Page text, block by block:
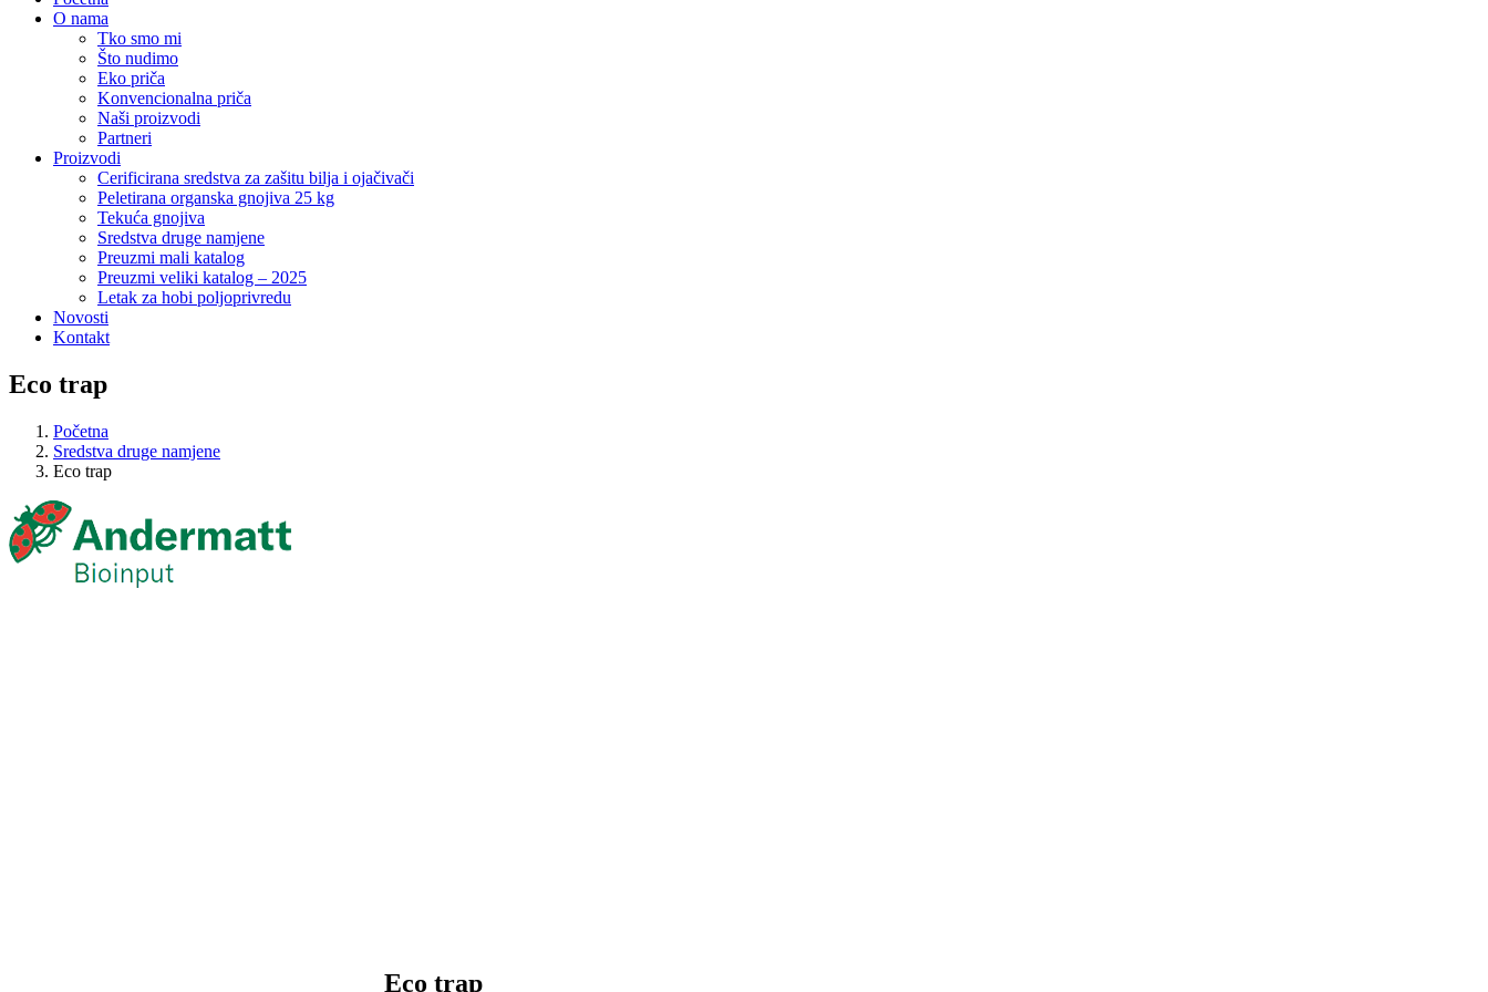
O nama
Tko smo mi
Što nudimo
Eko priča
Konvencionalna priča
Naši proizvodi
Partneri
Proizvodi
Cerificirana sredstva za zašitu bilja i ojačivači
Peletirana organska gnojiva 25 kg
Tekuća gnojiva
Sredstva druge namjene
Preuzmi mali katalog
Preuzmi veliki katalog – 2025
Letak za hobi poljoprivredu
Novosti
Kontakt
Eco trap
Početna
Sredstva druge namjene
Eco trap
Eco trap